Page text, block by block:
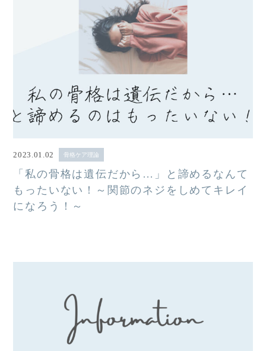
2023.01.02 骨格ケア理論
「私の骨格は遺伝だから…」と諦めるなんて
もったいない！～関節のネジをしめてキレイ
になろう！～